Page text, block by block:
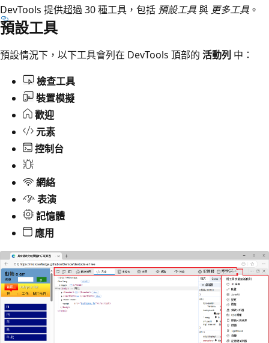
DevTools 提供超過 30 種工具，包括 預設工具與 更多工具 。
預設工具
預設情況下，以下工具會列在 DevTools 頂部的 活動列 中：
檢查工具
裝置模擬
歡迎
元素
控制台
網絡
表演
記憶體
應用